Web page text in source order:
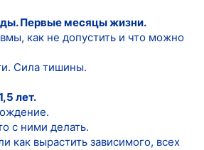
Первые месяцы жизни.
как не допустить и что можно
Сила тишины.
лет.
с ними делать.
как вырастить зависимого, всех